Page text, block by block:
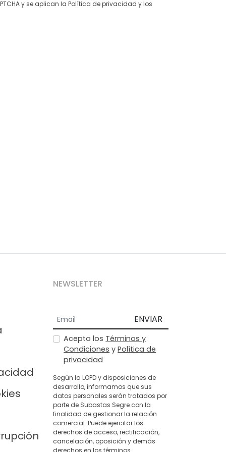
y se aplican la Política de privacidad y los
NEWSLETTER
ENVIAR
Acepto los Términos y
Condiciones yPolítica de
privacidad
Según la LOPD y disposiciones de
desarrollo, informamos que sus
datos personales serán tratados por
parte de Subastas Segre con la
finalidad de gestionar la relación
comercial. Puede ejercitar los
derechos de acceso, rectificación,
cancelación, oposición y demás
derechos en los términos